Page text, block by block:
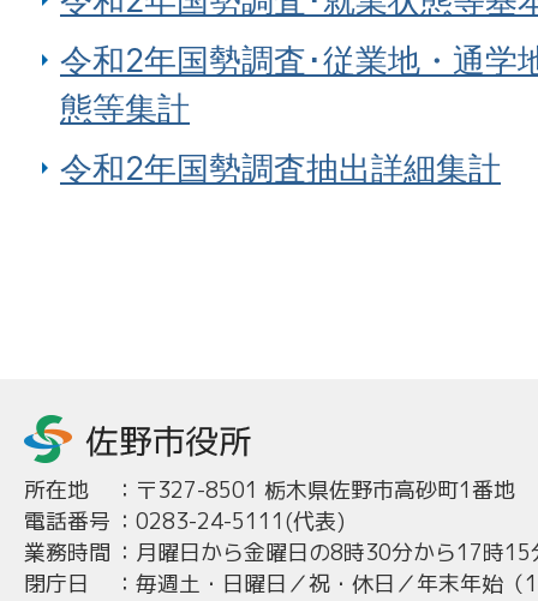
令和2年国勢調査･従業地・通学
態等集計
令和2年国勢調査抽出詳細集計
所在地 ： 〒327-8501 栃木県佐野市高砂町1番地
電話番号 ： 0283-24-5111(代表)
業務時間 ： 月曜日から金曜日の8時30分から17時15
閉庁日
： 毎週土・日曜日／祝・休日／年末年始